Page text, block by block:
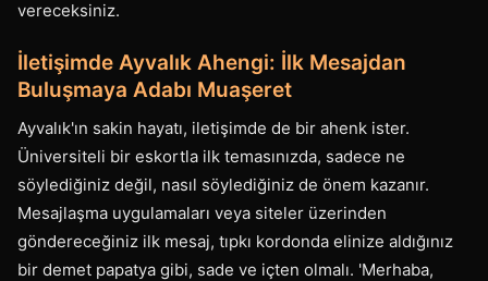
vereceksiniz.
İletişimde Ayvalık Ahengi: İlk Mesajdan
Buluşmaya Adabı Muaşeret
Ayvalık'ın sakin hayatı, iletişimde de bir ahenk ister.
Üniversiteli bir eskortla ilk temasınızda, sadece ne
söylediğiniz değil, nasıl söylediğiniz de önem kazanır.
Mesajlaşma uygulamaları veya siteler üzerinden
göndereceğiniz ilk mesaj, tıpkı kordonda elinize aldığınız
bir demet papatya gibi, sade ve içten olmalı. 'Merhaba,